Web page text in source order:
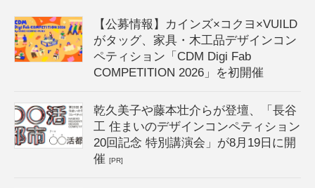
【公募情報】カインズ×コクヨ×VUILD
がタッグ、家具・木工品デザインコン
ペティション「CDM Digi Fab
COMPETITION 2026」を初開催
乾久美子や藤本壮介らが登壇、「長谷
工 住まいのデザインコンペティション
20回記念 特別講演会」が8月19日に開
催[PR]